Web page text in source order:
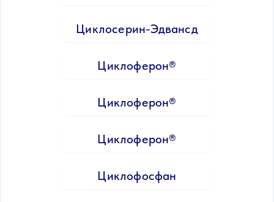
Циклосерин-Эдвансд
Циклоферон®
Циклоферон®
Циклоферон®
Циклофосфан